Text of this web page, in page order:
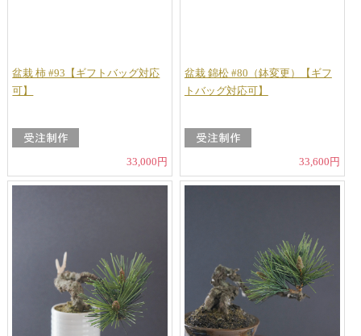
盆栽 柿 #93【ギフトバッグ対応
可】
33,000円
盆栽 錦松 #80（鉢変更）【ギフ
トバッグ対応可】
33,600円